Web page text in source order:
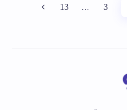
3
…
13